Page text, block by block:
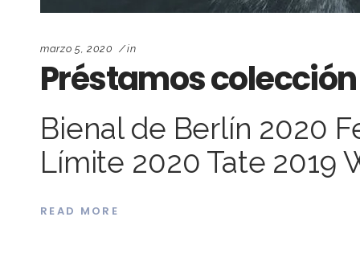
marzo 5, 2020 in
Préstamos colección
Bienal de Berlín 2020
Límite 2020 Tate 2019
READ MORE